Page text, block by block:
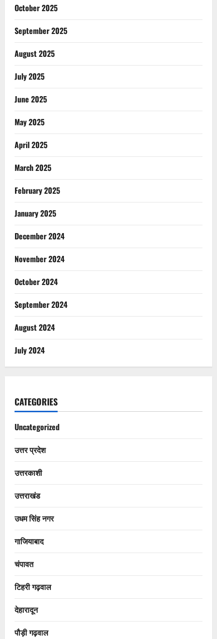
October 2025
September 2025
August 2025
July 2025
June 2025
May 2025
April 2025
March 2025
February 2025
January 2025
December 2024
November 2024
October 2024
September 2024
August 2024
July 2024
CATEGORIES
Uncategorized
उत्तर प्रदेश
उत्तरकाशी
उत्तराखंड
उधम सिंह नगर
गाजियाबाद
चंपावत
टिहरी गढ़वाल
देहारादून
पौड़ी गढ़वाल